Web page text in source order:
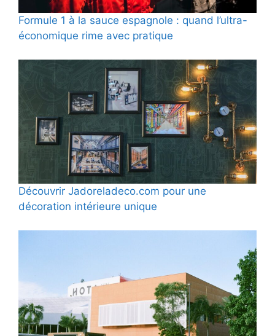
Formule 1 à la sauce espagnole : quand l’ultra-
économique rime avec pratique
Découvrir Jadoreladeco.com pour une
décoration intérieure unique